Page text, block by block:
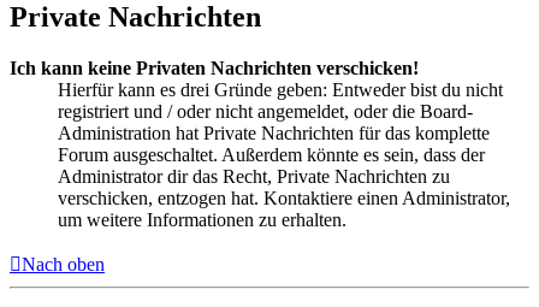
Private Nachrichten
Ich kann keine Privaten Nachrichten verschicken!
Hierfür kann es drei Gründe geben: Entweder bist du nicht
registriert und / oder nicht angemeldet, oder die Board-
Administration hat Private Nachrichten für das komplette
Forum ausgeschaltet. Außerdem könnte es sein, dass der
Administrator dir das Recht, Private Nachrichten zu
verschicken, entzogen hat. Kontaktiere einen Administrator,
um weitere Informationen zu erhalten.
Nach oben